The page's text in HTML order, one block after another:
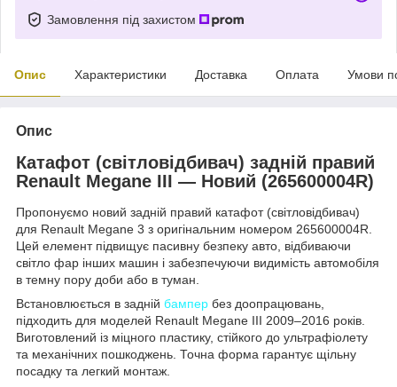
Замовлення під захистом
Опис Характеристики Доставка Оплата Умови
Опис
Катафот (світловідбивач) задній правий
Renault Megane III — Новий (265600004R)
Пропонуємо новий задній правий катафот (світловідбивач)
для Renault Megane 3 з оригінальним номером 265600004R.
Цей елемент підвищує пасивну безпеку авто, відбиваючи
світло фар інших машин і забезпечуючи видимість автомобіля
в темну пору доби або в туман.
Встановлюється в задній бампер без доопрацювань,
підходить для моделей Renault Megane III 2009–2016 років.
Виготовлений із міцного пластику, стійкого до ультрафіолету
та механічних пошкоджень. Точна форма гарантує щільну
посадку та легкий монтаж.